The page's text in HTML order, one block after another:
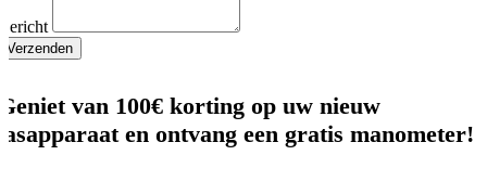
Verzenden
van 100€ korting op uw nieuw
en ontvang een gratis manometer!